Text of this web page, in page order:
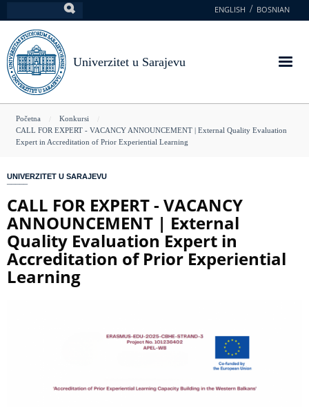
na
glavni
sadržaj
ENGLISH BOSNIAN
Univerzitet u Sarajevu
You
are
Početna
Konkursi
CALL FOR EXPERT - VACANCY ANNOUNCEMENT | External Quality Evaluation
Expert in Accreditation of Prior Experiential Learning
UNIVERZITET U SARAJEVU
CALL FOR EXPERT - VACANCY
ANNOUNCEMENT | External
Quality Evaluation Expert in
Accreditation of Prior Experiential
Learning